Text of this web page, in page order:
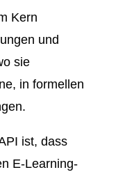
Kern
und
sie
in formellen
ist, dass
E-Learning-